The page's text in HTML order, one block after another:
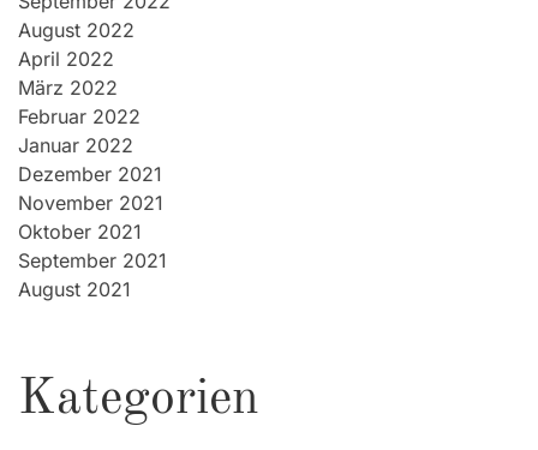
August 2022
April 2022
März 2022
Februar 2022
Januar 2022
Dezember 2021
November 2021
Oktober 2021
September 2021
August 2021
Kategorien